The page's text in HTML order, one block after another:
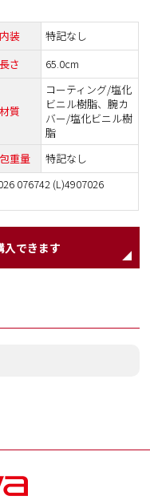
内装
特記なし
長さ 65.0cm
材質
コーティング/塩化
ビニル樹脂、腕カ
バー/塩化ビニル樹
脂
重量 特記なし
076742 (L)4907026
入できます